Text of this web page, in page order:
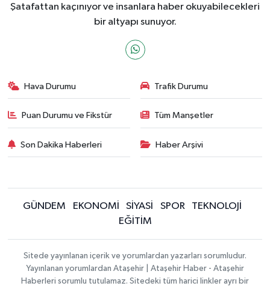
Şatafattan kaçınıyor ve insanlara haber okuyabilecekleri
bir altyapı sunuyor.
Hava Durumu Trafik Durumu
Puan Durumu ve Fikstür Tüm Manşetler
Son Dakika Haberleri Haber Arşivi
GÜNDEM EKONOMİ SİYASİ SPOR
TEKNOLOJİ
EĞİTİM
Sitede yayınlanan içerik ve yorumlardan yazarları sorumludur.
Yayınlanan yorumlardan Ataşehir | Ataşehir Haber - Ataşehir
Haberleri sorumlu tutulamaz. Sitedeki tüm harici linkler ayrı bir